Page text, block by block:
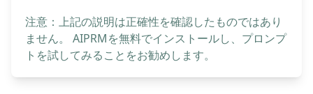
注意：上記の説明は正確性を確認したものではあり
ません。 AIPRMを無料でインストールし、プロンプ
トを試してみることをお勧めします。